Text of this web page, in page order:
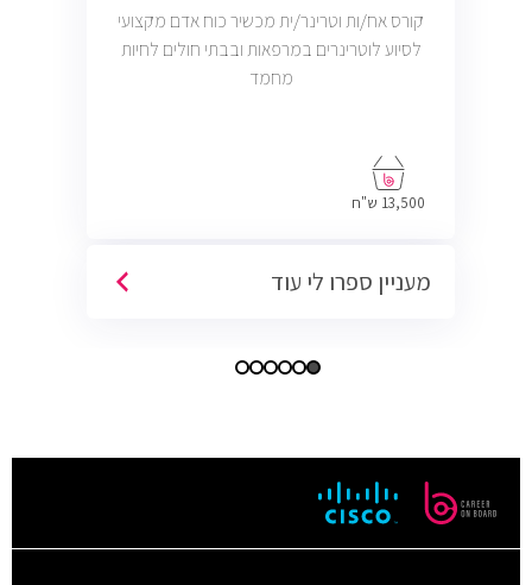
קורס אח/ות וטרינר/ית מכשיר כוח אדם מקצועי
לסיוע לוטרינרים במרפאות ובבתי חולים לחיות
מחמד
13,500 ש"ח
מעניין ספרו לי עוד